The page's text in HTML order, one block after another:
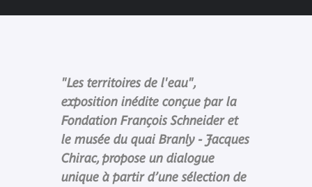
"Les territoires de l'eau",
exposition inédite conçue par la
Fondation François Schneider et
le musée du quai Branly - Jacques
Chirac, propose un dialogue
unique à partir d’une sélection de